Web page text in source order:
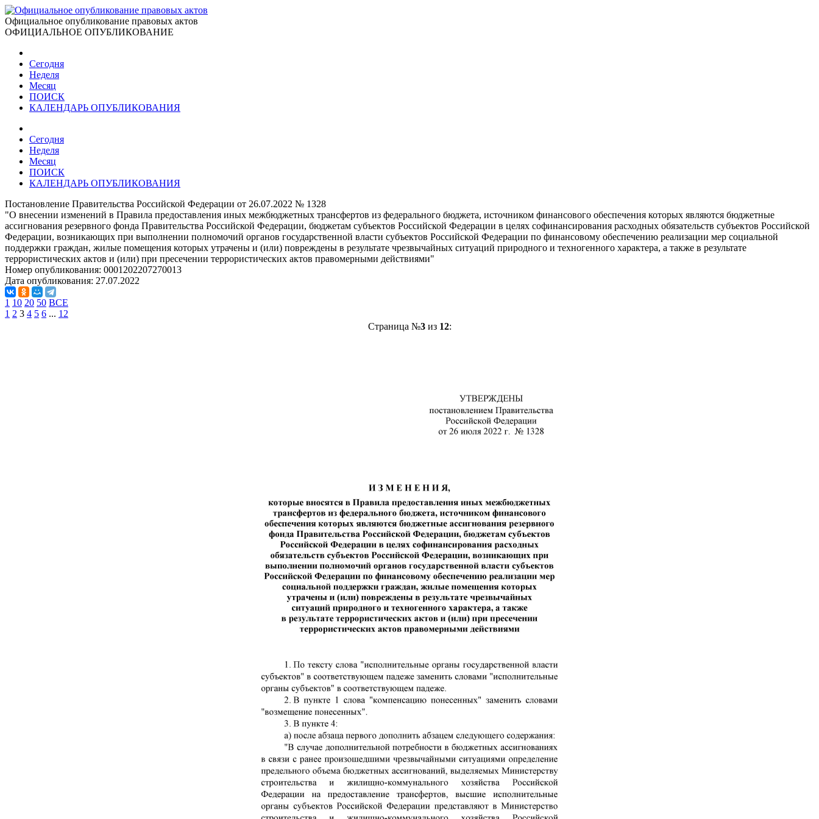
Официальное опубликование правовых актов
ОФИЦИАЛЬНОЕ ОПУБЛИКОВАНИЕ
Сегодня
Неделя
Месяц
ПОИСК
КАЛЕНДАРЬ ОПУБЛИКОВАНИЯ
Сегодня
Неделя
Месяц
ПОИСК
КАЛЕНДАРЬ ОПУБЛИКОВАНИЯ
Постановление Правительства Российской Федерации от 26.07.2022 № 1328
"О внесении изменений в Правила предоставления иных межбюджетных трансфертов из федерального бюджета, источником финансового обеспечения которых являются бюджетные
ассигнования резервного фонда Правительства Российской Федерации, бюджетам субъектов Российской Федерации в целях софинансирования расходных обязательств субъектов Российской
Федерации, возникающих при выполнении полномочий органов государственной власти субъектов Российской Федерации по финансовому обеспечению реализации мер социальной
поддержки граждан, жилые помещения которых утрачены и (или) повреждены в результате чрезвычайных ситуаций природного и техногенного характера, а также в результате
террористических актов и (или) при пресечении террористических актов правомерными действиями"
Номер опубликования: 0001202207270013
Дата опубликования: 27.07.2022
1 10 20 50 ВСЕ
1 2 3 4 5 6 ... 12
Страница №3из 12: